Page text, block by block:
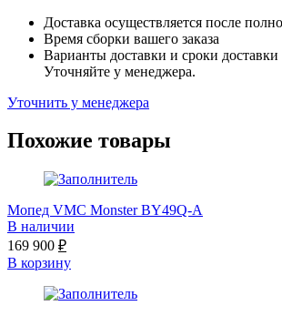
Доставка осуществляется после
Время сборки вашего заказа
Варианты доставки и сроки доставки
Уточняйте у менеджера.
Уточнить у менеджера
Похожие товары
Мопед VMC Monster BY49Q-A
В наличии
169 900 ₽
В корзину